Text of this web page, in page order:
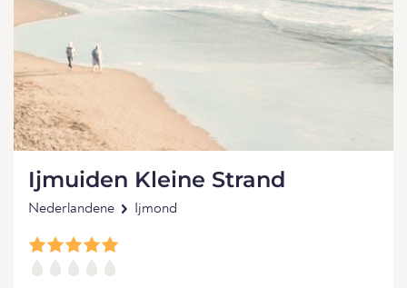
Ijmuiden Kleine Strand
Nederlandene Ijmond